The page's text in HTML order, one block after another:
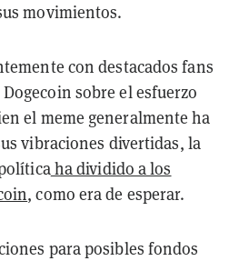
movimientos.
con destacados fans
sobre el esfuerzo
el meme generalmente ha
vibraciones divertidas, la
ha dividido a los
, como era de esperar.
para posibles fondos